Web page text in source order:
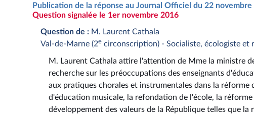
Publication de la réponse au Journal Officiel du 22 novembre
Question signalée le 1er novembre 2016
Question de : M. Laurent Cathala
Val-de-Marne (2e circonscription) - Socialiste, écologiste et
M. Laurent Cathala attire l'attention de Mme la ministre
recherche sur les préoccupations des enseignants
aux pratiques chorales et instrumentales dans la
d'éducation musicale, la refondation de l'école, la
développement des valeurs de la République telles que